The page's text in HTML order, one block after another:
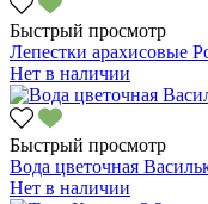
Быстрый просмотр
Лепестки арахисовые
Нет в наличии
Быстрый просмотр
Вода цветочная
Нет в наличии